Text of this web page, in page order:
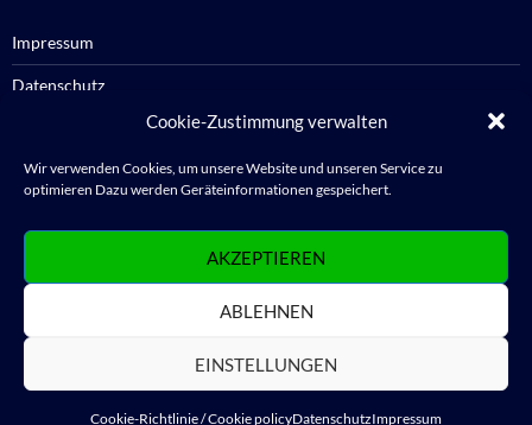
Cookie-Zustimmung verwalten
Wir verwenden Cookies, um unsere Website und unseren Service zu
optimieren Dazu werden Geräteinformationen gespeichert.
AKZEPTIEREN
ABLEHNEN
EINSTELLUNGEN
Cookie-Richtlinie / Cookie policyDatenschutzImpressum
Impressum
Datenschutz
Cookie-Richtlinie / Cookie policy
Anmelden
Datenschutz Stolz präsentiert von WordPress